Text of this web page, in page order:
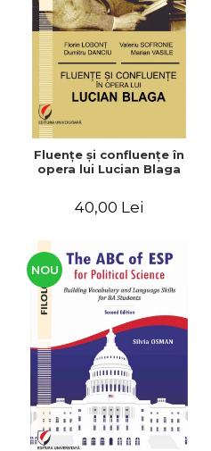
Fluenţe şi confluenţe în
opera lui Lucian Blaga
40,00 Lei
NOU